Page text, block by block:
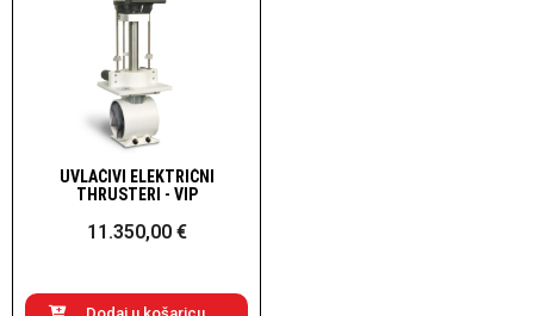
Brzi pogled
UVLAČIVI ELEKTRIČNI
THRUSTERI - VIP
11.350,00 €